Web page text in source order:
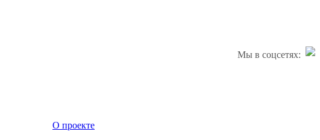
Мы в соцсетях:
О проекте